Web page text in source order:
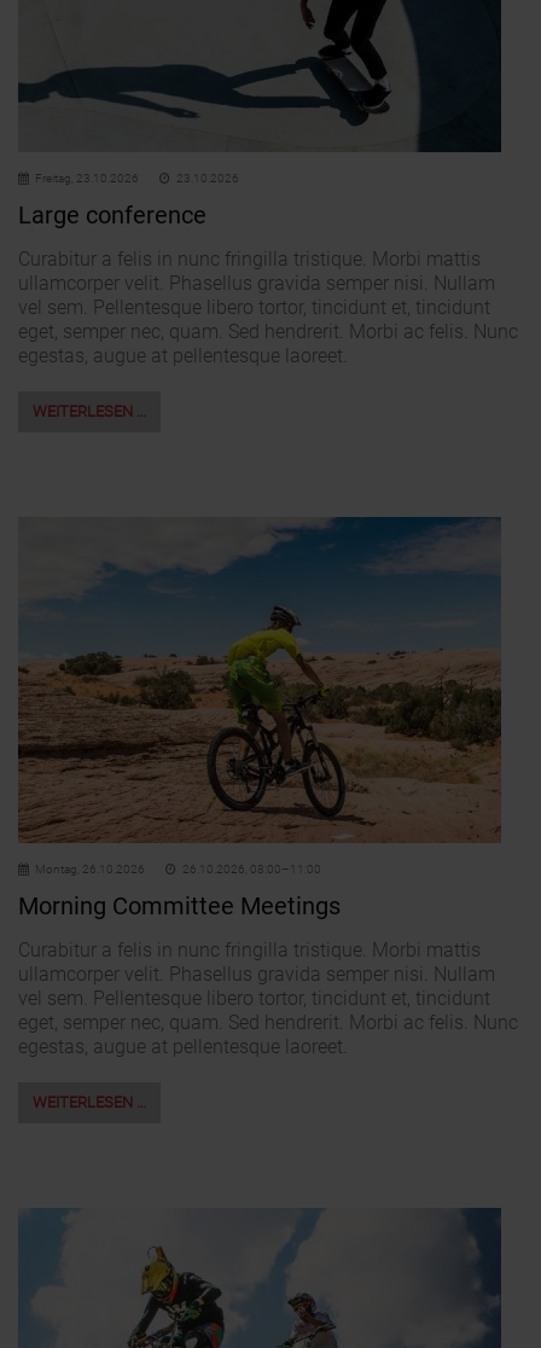
Freitag, 23.10.2026 23.10.2026
Large conference
Curabitur a felis in nunc fringilla tristique. Morbi mattis
ullamcorper velit. Phasellus gravida semper nisi. Nullam
vel sem. Pellentesque libero tortor, tincidunt et, tincidunt
eget, semper nec, quam. Sed hendrerit. Morbi ac felis. Nunc
egestas, augue at pellentesque laoreet.
WEITERLESEN …
Montag, 26.10.2026 26.10.2026, 08:00–11:00
Morning Committee Meetings
Curabitur a felis in nunc fringilla tristique. Morbi mattis
ullamcorper velit. Phasellus gravida semper nisi. Nullam
vel sem. Pellentesque libero tortor, tincidunt et, tincidunt
eget, semper nec, quam. Sed hendrerit. Morbi ac felis. Nunc
egestas, augue at pellentesque laoreet.
WEITERLESEN …